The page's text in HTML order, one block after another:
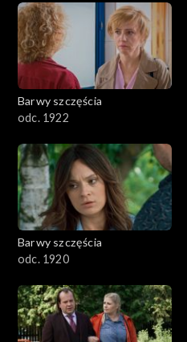
Barwy szczęścia
odc. 1922
Barwy szczęścia
odc. 1920